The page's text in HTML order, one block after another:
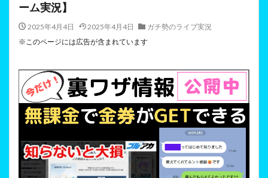
ーム実況】
2025年4月4日 2025年4月4日
ガチ勢のライブ実況
※このページには広告が含まれています